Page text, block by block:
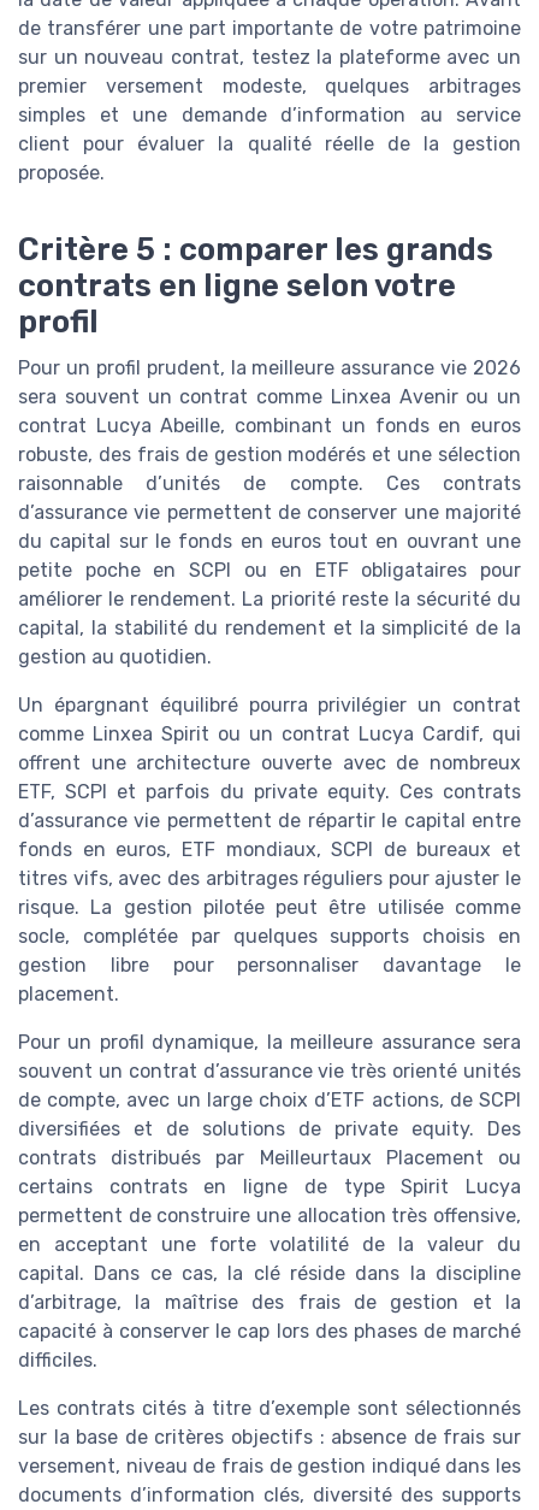
de transférer une part importante de votre patrimoine
sur un nouveau contrat, testez la plateforme avec un
premier versement modeste, quelques arbitrages
simples et une demande d’information au service
client pour évaluer la qualité réelle de la gestion
proposée.
Critère 5 : comparer les grands
contrats en ligne selon votre
profil
Pour un profil prudent, la meilleure assurance vie 2026
sera souvent un contrat comme Linxea Avenir ou un
contrat Lucya Abeille, combinant un fonds en euros
robuste, des frais de gestion modérés et une sélection
raisonnable d’unités de compte. Ces contrats
d’assurance vie permettent de conserver une majorité
du capital sur le fonds en euros tout en ouvrant une
petite poche en SCPI ou en ETF obligataires pour
améliorer le rendement. La priorité reste la sécurité du
capital, la stabilité du rendement et la simplicité de la
gestion au quotidien.
Un épargnant équilibré pourra privilégier un contrat
comme Linxea Spirit ou un contrat Lucya Cardif, qui
offrent une architecture ouverte avec de nombreux
ETF, SCPI et parfois du private equity. Ces contrats
d’assurance vie permettent de répartir le capital entre
fonds en euros, ETF mondiaux, SCPI de bureaux et
titres vifs, avec des arbitrages réguliers pour ajuster le
risque. La gestion pilotée peut être utilisée comme
socle, complétée par quelques supports choisis en
gestion libre pour personnaliser davantage le
placement.
Pour un profil dynamique, la meilleure assurance sera
souvent un contrat d’assurance vie très orienté unités
de compte, avec un large choix d’ETF actions, de SCPI
diversifiées et de solutions de private equity. Des
contrats distribués par Meilleurtaux Placement ou
certains contrats en ligne de type Spirit Lucya
permettent de construire une allocation très offensive,
en acceptant une forte volatilité de la valeur du
capital. Dans ce cas, la clé réside dans la discipline
d’arbitrage, la maîtrise des frais de gestion et la
capacité à conserver le cap lors des phases de marché
difficiles.
Les contrats cités à titre d’exemple sont sélectionnés
sur la base de critères objectifs : absence de frais sur
versement, niveau de frais de gestion indiqué dans les
documents d’information clés, diversité des supports